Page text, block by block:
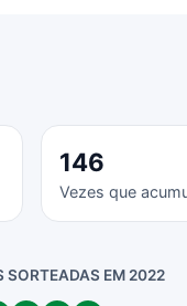
146
Vezes que
SORTEADAS EM 2022